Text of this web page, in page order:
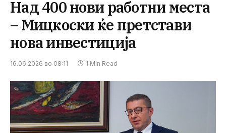
Над 400 нови работни места
– Мицкоски ќе претстави
нова инвестиција
16.06.2026 во 08:11 1 Min Read